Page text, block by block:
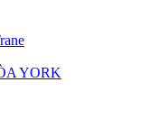
YORK